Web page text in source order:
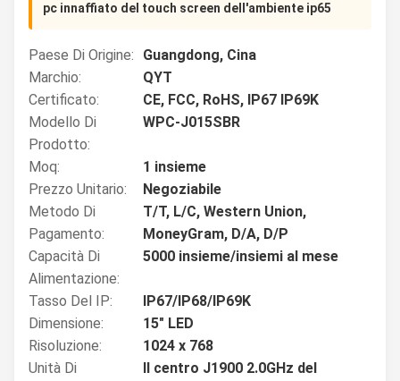
pc innaffiato del touch screen dell'ambiente ip65
Paese Di Origine:
Guangdong, Cina
Marchio:
QYT
Certificato:
CE, FCC, RoHS, IP67 IP69K
Modello Di
Prodotto:
WPC-J015SBR
Moq:
1 insieme
Prezzo Unitario:
Negoziabile
Metodo Di
Pagamento:
T/T, L/C, Western Union,
MoneyGram, D/A, D/P
Capacità Di
Alimentazione:
5000 insieme/insiemi al mese
Tasso Del IP:
IP67/IP68/IP69K
Dimensione:
15" LED
Risoluzione:
1024 x 768
Unità Di
Il centro J1900 2.0GHz del